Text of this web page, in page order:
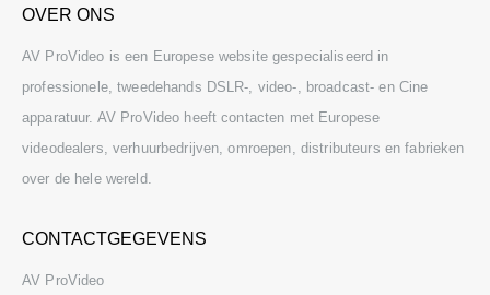
OVER ONS
AV ProVideo is een Europese website gespecialiseerd in
professionele, tweedehands DSLR-, video-, broadcast- en Cine
apparatuur. AV ProVideo heeft contacten met Europese
videodealers, verhuurbedrijven, omroepen, distributeurs en fabrieken
over de hele wereld.
CONTACTGEGEVENS
AV ProVideo